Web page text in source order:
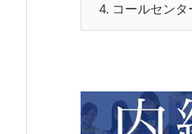
4. コールセン